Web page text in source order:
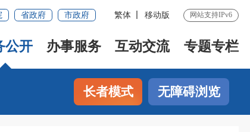
省政府 市政府 繁体 移动版 网站支持IPv6
公开 办事服务 互动交流 专题专栏
长者模式 无障碍浏览